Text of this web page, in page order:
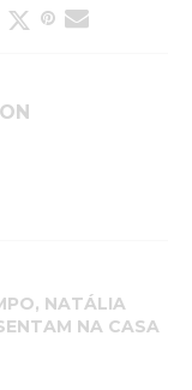
NATÁLIA
NA CASA